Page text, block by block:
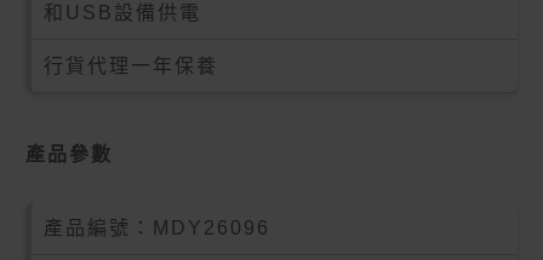
和USB設備供電
行貨代理一年保養
產品參數
產品編號： MDY26096